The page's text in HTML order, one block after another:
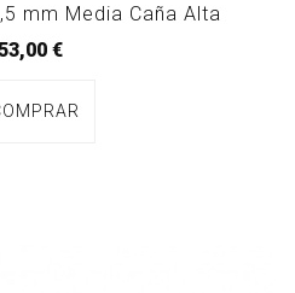
mm Media Caña Alta
€